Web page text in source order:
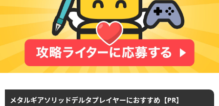
メタルギアソリッドデルタプレイヤーにおすすめ【PR】